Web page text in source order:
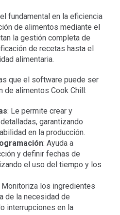
fundamental en la eficiencia
de alimentos mediante el
la gestión completa de
de recetas hasta el
alimentaria.
que el software puede ser
de alimentos Cook Chill:
: Le permite crear y
garantizando
en la producción.
: Ayuda a
y definir fechas de
el uso del tiempo y los
Monitoriza los ingredientes
de la necesidad de
interrupciones en la